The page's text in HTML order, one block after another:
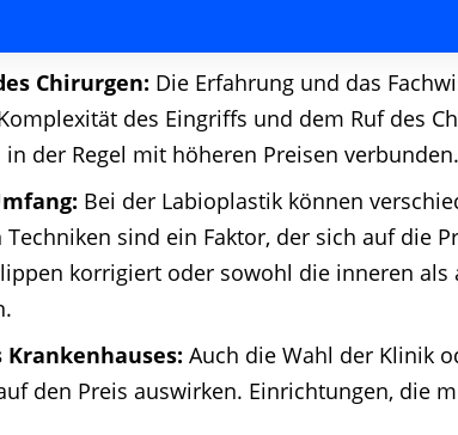
Chirurgen: Die Erfahrung und das
des Eingriffs und dem Ruf des
der Regel mit höheren Preisen verbunden.
Bei der Labioplastik können
sind ein Faktor, der sich auf die
korrigiert oder sowohl die inneren
Auch die Wahl der Klinik
den Preis auswirken. Einrichtungen, die